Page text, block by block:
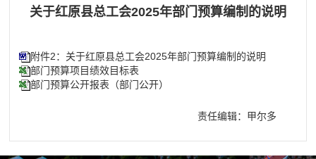
关于红原县总工会2025年部门预算编制的说明
附件2：关于红原县总工会2025年部门预算编制的说明
部门预算项目绩效目标表
部门预算公开报表（部门公开）
责任编辑：甲尔多